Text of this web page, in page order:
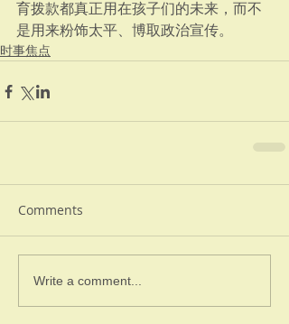
育拨款都真正用在孩子们的未来，而不
是用来粉饰太平、博取政治宣传。
时事焦点
Comments
Write a comment...